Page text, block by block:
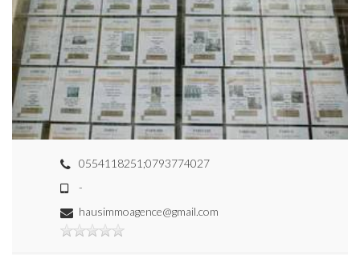
0554118251;0793774027
-
hausimmoagence@gmail.com